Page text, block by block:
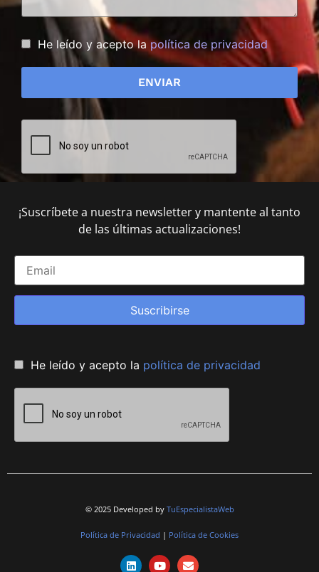
He leído y acepto lapolítica de privacidad
¡Suscríbete a nuestra newsletter y mantente al tanto
de las últimas actualizaciones!
Suscribirse
He leído y acepto la política de privacidad
© 2025 Developed by TuEspecialistaWeb
Política de Privacidad | Política de Cookies